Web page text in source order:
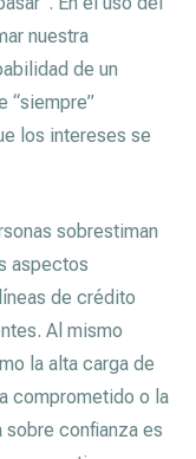
nuestra
de un
“siempre”
los intereses se
sobrestiman
aspectos
de crédito
Al mismo
la alta carga de
comprometido o la
sobre confianza es